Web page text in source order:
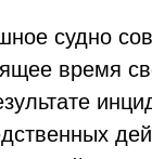
судно
время